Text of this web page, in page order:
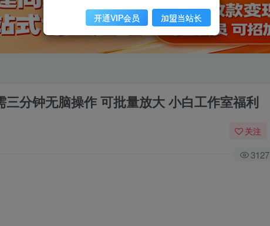
分钟无脑操作 可批量放大 小白工作室福利
关注
3127
开通VIP会员 加盟当站长